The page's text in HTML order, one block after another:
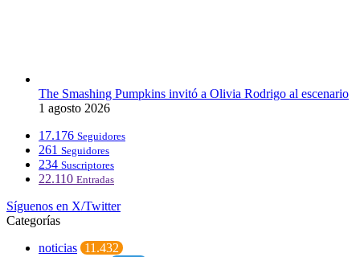
The Smashing Pumpkins invitó a Olivia Rodrigo al escenario
1 agosto 2026
17.176 Seguidores
261 Seguidores
234 Suscriptores
22.110 Entradas
Síguenos en X/Twitter
Categorías
noticias 11.432